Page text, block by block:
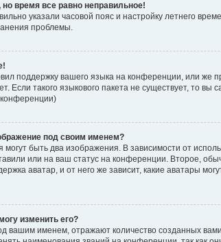
время все равно неправильное!
указали часовой пояс и настройку летнего
проблемы.
поддержку вашего языка на конференции, или же
Если такого языкового пакета не существует, то
конференции)
под своим именем?
быть два изображения. В зависимости от
или на ваш статус на конференции. Второе,
аватар, и от него же зависит, какие аватары
изменить его?
вашим именем, отражают количество созданных